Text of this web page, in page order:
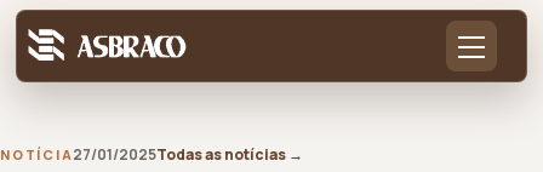
NOTÍCIA27/01/2025Todas as notícias →